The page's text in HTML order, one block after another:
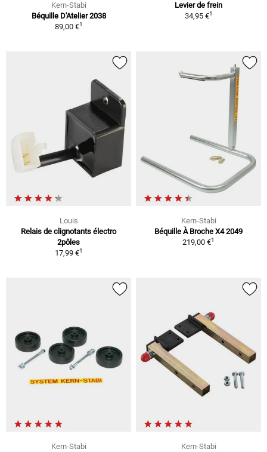
Kern-Stabi
Béquille D'Atelier 2038
89,00 €1
Levier de frein
34,95 €1
Louis
Relais de clignotants électro
2pôles
17,99 €1
Kern-Stabi
Béquille À Broche X4 2049
219,00 €1
Kern-Stabi
Kern-Stabi